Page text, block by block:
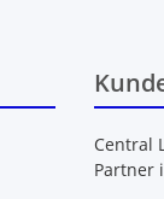
Central
Partner